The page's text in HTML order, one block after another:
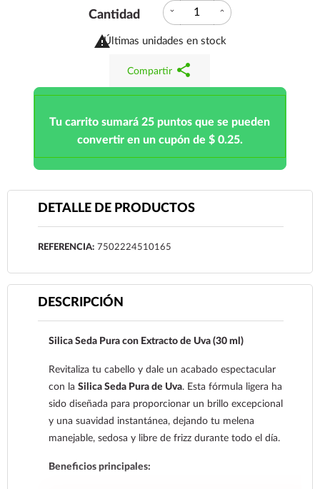
Cantidad expand_more expand_less

Últimas unidades en stock
Compartir share
Tu carrito sumará 25 puntos que se pueden
convertir en un cupón de $ 0.25.
DETALLE DE PRODUCTOS
REFERENCIA: 7502224510165
DESCRIPCIÓN
Silica Seda Pura con Extracto de Uva (30 ml)
Revitaliza tu cabello y dale un acabado espectacular
con laSilica Seda Pura de Uva. Esta fórmula ligera ha
sido diseñada para proporcionar un brillo excepcional
y una suavidad instantánea, dejando tu melena
manejable, sedosa y libre de frizz durante todo el día.
Beneficios principales: